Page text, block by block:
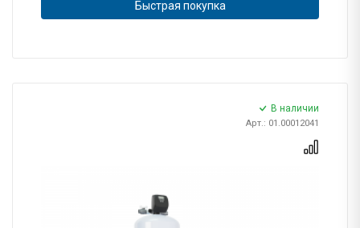
Быстрая покупка
В наличии
Арт.: 01.00012041